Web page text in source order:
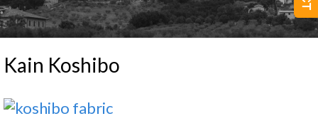
Kain Koshibo